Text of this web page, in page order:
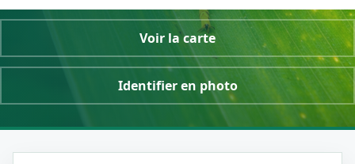
Voir la carte
Identifier en photo